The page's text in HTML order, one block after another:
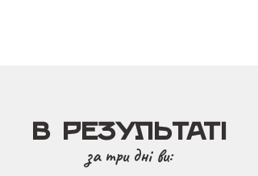
В результатІ
за три дні ви: